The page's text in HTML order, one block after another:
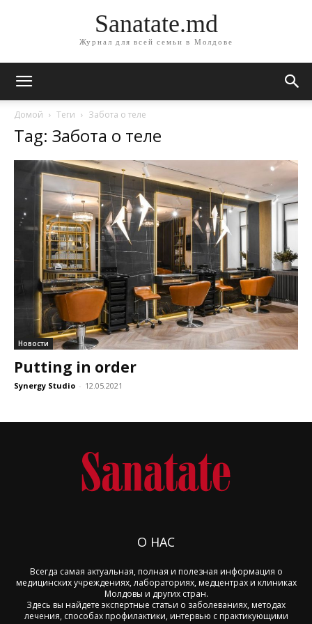
Sanatate.md
Журнал для всей семьи в Молдове
Домой Теги Забота о теле
Tag: Забота о теле
Новости
Putting in order
Synergy Studio - 12.05.2021
О НАС
Всегда самая актуальная, полная и полезная информация о
медицинских учреждениях, лабораториях, медцентрах и клиниках
Молдовы и других стран.
Здесь вы найдете экспертные статьи о заболеваниях, методах
лечения, способах профилактики, интервью с практикующими